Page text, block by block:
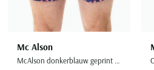
Mc Alson
McAlson donkerblauw geprint boxershort katoen